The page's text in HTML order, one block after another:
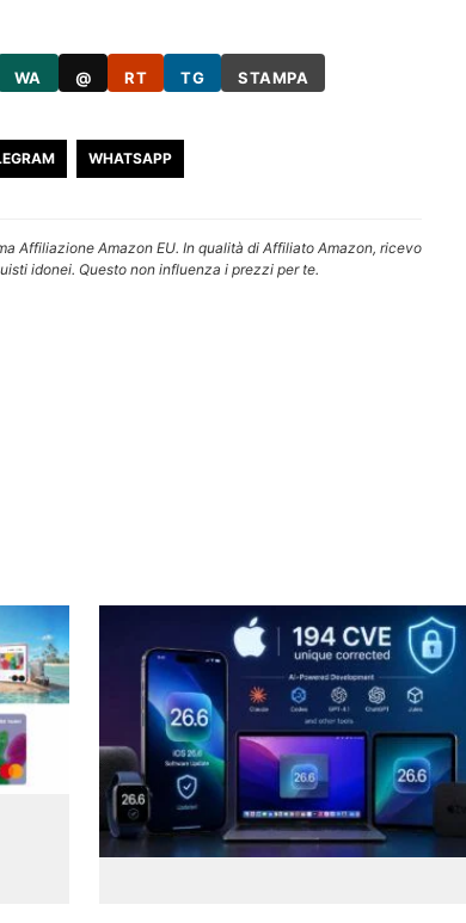
WA @ RT TG STAMPA
WHATSAPP
Affiliazione Amazon EU. In qualità di Affiliato Amazon, ricevo
idonei. Questo non influenza i prezzi per te.